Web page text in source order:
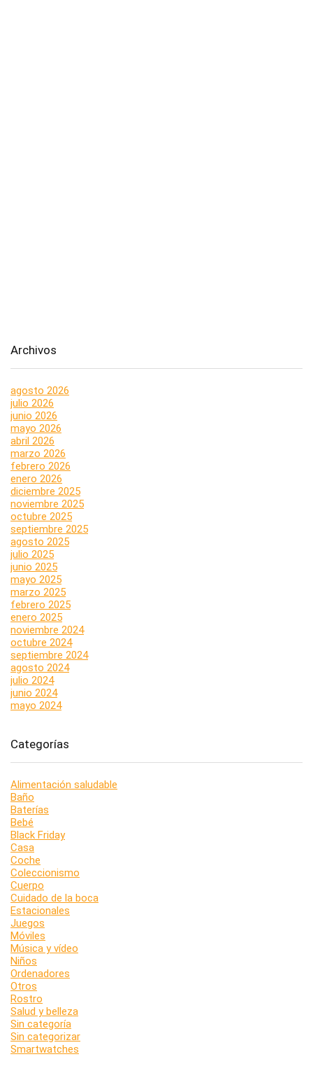
Archivos
agosto 2026
julio 2026
junio 2026
mayo 2026
abril 2026
marzo 2026
febrero 2026
enero 2026
diciembre 2025
noviembre 2025
octubre 2025
septiembre 2025
agosto 2025
julio 2025
junio 2025
mayo 2025
marzo 2025
febrero 2025
enero 2025
noviembre 2024
octubre 2024
septiembre 2024
agosto 2024
julio 2024
junio 2024
mayo 2024
Categorías
Alimentación saludable
Baño
Baterías
Bebé
Black Friday
Casa
Coche
Coleccionismo
Cuerpo
Cuidado de la boca
Estacionales
Juegos
Móviles
Música y vídeo
Niños
Ordenadores
Otros
Rostro
Salud y belleza
Sin categoría
Sin categorizar
Smartwatches